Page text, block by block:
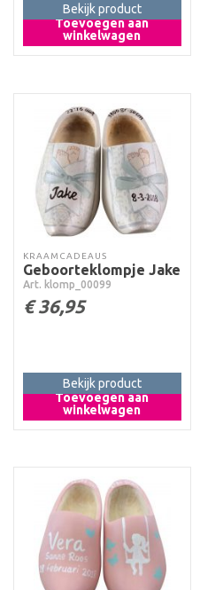
Toevoegen aan
winkelwagen
Bekijk product
KRAAMCADEAUS
Geboorteklompje Jake
Art. klomp_00099
€36,95
Toevoegen aan
winkelwagen
Bekijk product